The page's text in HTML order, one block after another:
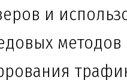
и
методов